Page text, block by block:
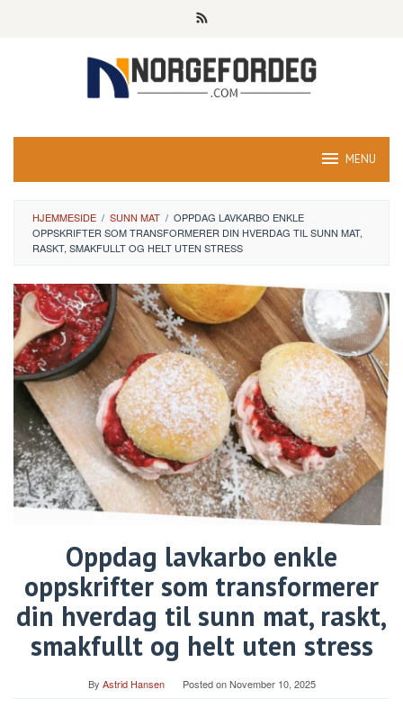
MENU
HJEMMESIDE / SUNN MAT / OPPDAG LAVKARBO ENKLE
OPPSKRIFTER SOM TRANSFORMERER DIN HVERDAG TIL SUNN MAT,
RASKT, SMAKFULLT OG HELT UTEN STRESS
Oppdag lavkarbo enkle
oppskrifter som transformerer
din hverdag til sunn mat, raskt,
smakfullt og helt uten stress
By Astrid Hansen Posted onNovember 10, 2025